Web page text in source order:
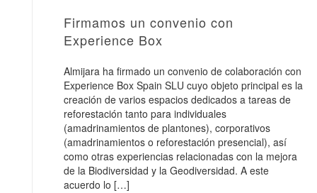
Firmamos un convenio con
Experience Box
Almijara ha firmado un convenio de colaboración con
Experience Box Spain SLU cuyo objeto principal es la
creación de varios espacios dedicados a tareas de
reforestación tanto para individuales
(amadrinamientos de plantones), corporativos
(amadrinamientos o reforestación presencial), así
como otras experiencias relacionadas con la mejora
de la Biodiversidad y la Geodiversidad. A este
acuerdo lo […]